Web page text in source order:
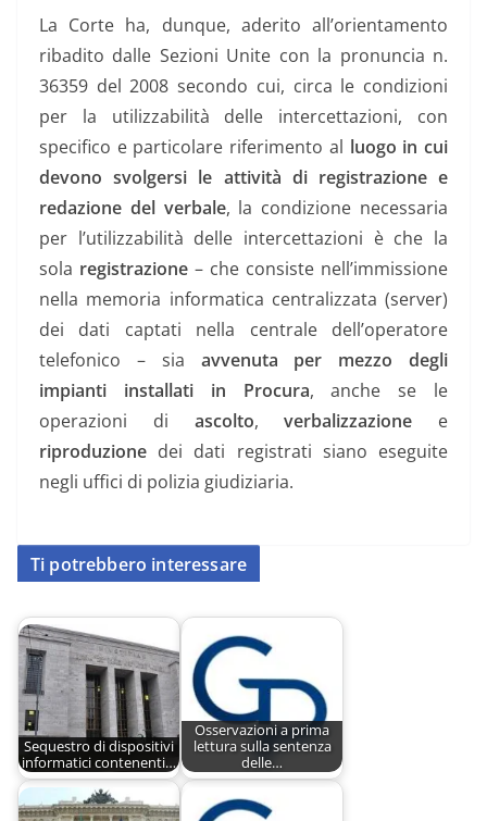
La Corte ha, dunque, aderito all’orientamento
ribadito dalle Sezioni Unite con la pronuncia n.
36359 del 2008 secondo cui, circa le condizioni
per la utilizzabilità delle intercettazioni, con
specifico e particolare riferimento al luogo in cui
devono svolgersi le attività di registrazione e
redazione del verbale, la condizione necessaria
per l’utilizzabilità delle intercettazioni è che la
sola registrazione – che consiste nell’immissione
nella memoria informatica centralizzata (server)
dei dati captati nella centrale dell’operatore
telefonico – sia avvenuta per mezzo degli
impianti installati in Procura, anche se le
operazioni di ascolto,verbalizzazione e
riproduzione dei dati registrati siano eseguite
negli uffici di polizia giudiziaria.
Ti potrebbero interessare
Sequestro di dispositivi
informatici contenenti…
Osservazioni a prima
lettura sulla sentenza
delle…